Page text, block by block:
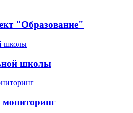
"Образование"
школы